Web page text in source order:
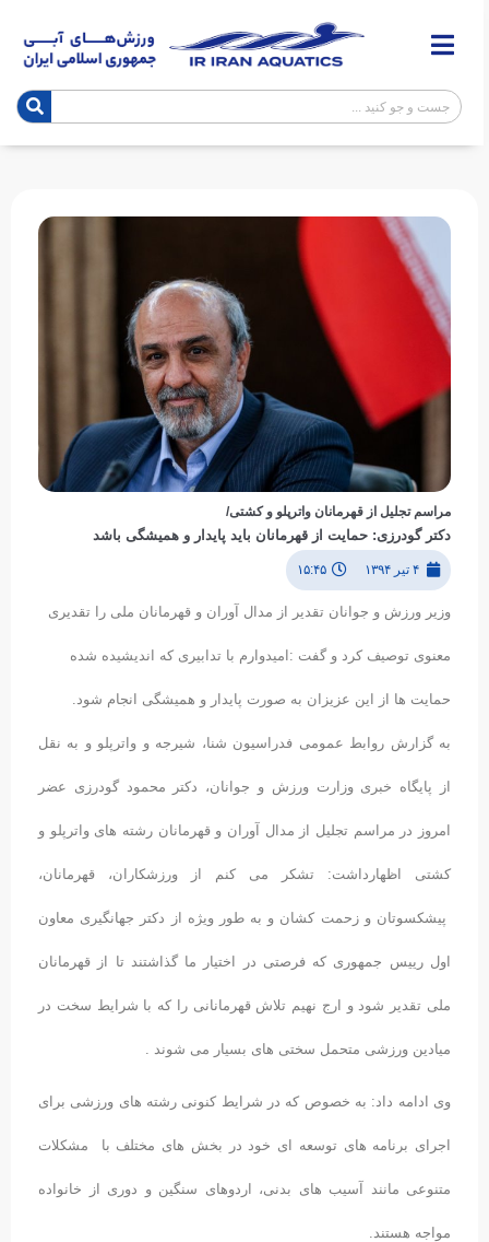
مراسم تجلیل از قهرمانان واترپلو و کشتی/
دکتر گودرزی: حمایت از قهرمانان باید پایدار و همیشگی باشد
۴ تیر ۱۳۹۴ ۱۵:۴۵
وزیر ورزش و جوانان تقدیر از مدال آوران و قهرمانان ملی را تقدیری
معنوی توصیف کرد و گفت :امیدوارم با تدابیری که اندیشیده شده
حمایت ها از این عزیزان به صورت پایدار و همیشگی انجام شود.
به گزارش روابط عمومی فدراسیون شنا، شیرجه و واترپلو و به نقل
از پایگاه خبری وزارت ورزش و جوانان، دکتر محمود گودرزی عضر
امروز در مراسم تجلیل از مدال آوران و قهرمانان رشته های واترپلو و
کشتی اظهارداشت: تشکر می کنم از ورزشکاران، قهرمانان،
پیشکسوتان و زحمت کشان و به طور ویژه از دکتر جهانگیری معاون
اول رییس جمهوری که فرصتی در اختیار ما گذاشتند تا از قهرمانان
ملی تقدیر شود و ارج نهیم تلاش قهرمانانی را که با شرایط سخت در
میادین ورزشی متحمل سختی های بسیار می شوند .
وی ادامه داد: به خصوص که در شرایط کنونی رشته های ورزشی برای
اجرای برنامه های توسعه ای خود در بخش های مختلف با مشکلات
متنوعی مانند آسیب های بدنی، اردوهای سنگین و دوری از خانواده
مواجه هستند.